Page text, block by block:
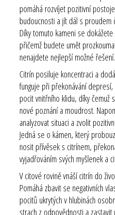
pomáhá rozvíjet pozitivní
budoucnosti a jít dál s proudem
Díky tomuto kameni se
přičemž budete umět
nenajdete nejlepší možné řešení.
Citrín posiluje koncentraci a
funguje při překonávání
pocit vnitřního klidu, díky čemuž
nové poznání a moudrost.
analyzovat situaci a zvolit
Jedná se o kámen, který
nosit přívěsek s citrínem,
vyjadřováním svých myšlenek a
V citové rovině vnáší citrín do
Pomáhá zbavit se negativních
pocitů ukrytých v hlubinách
strach z odpovědnosti a